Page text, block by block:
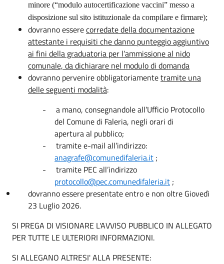
minore (“modulo autocertificazione vaccini” messo a
disposizione sul sito istituzionale da compilare e firmare);
dovranno esserecorredate della documentazione
attestante i requisiti che danno punteggio aggiuntivo
ai fini della graduatoria per l’ammissione al nido
comunale, da dichiarare nel modulo di domanda
dovranno pervenire obbligatoriamentetramite una
delle seguenti modalità:
-
a mano, consegnandole all’Ufficio Protocollo
del Comune di Faleria, negli orari di
apertura al pubblico;
-
tramite e-mail all’indirizzo:
anagrafe@comunedifaleria.it ;
-
tramite PEC all’indirizzo
protocollo@pec.comunedifaleria.it ;
dovranno essere presentate entro e non oltre Giovedì
23 Luglio 2026.
SI PREGA DI VISIONARE L'AVVISO PUBBLICO IN ALLEGATO
PER TUTTE LE ULTERIORI INFORMAZIONI.
SI ALLEGANO ALTRESI' ALLA PRESENTE: